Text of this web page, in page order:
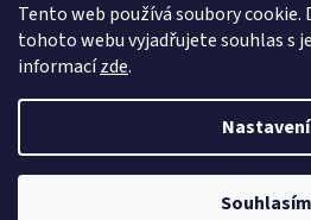
Tento web používá soubory
tohoto webu vyjadřujete souhlas s
informacízde.
Nastavení
Souhlasím
Nakodoval:Štefan
doplňky stravy. Všechna